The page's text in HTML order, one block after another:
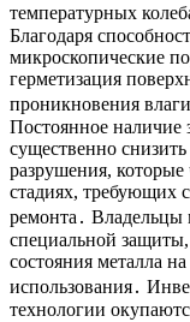
температурных
Благодаря
микроскопические
герметизация
проникновения
Постоянное наличие
существенно
разрушения,
стадиях, требующих
ремонта․
специальной
состояния металла
использования․
технологии